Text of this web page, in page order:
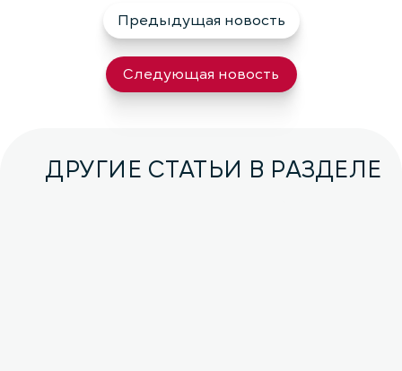
Предыдущая новость
Следующая новость
ДРУГИЕ СТАТЬИ В РАЗДЕЛЕ